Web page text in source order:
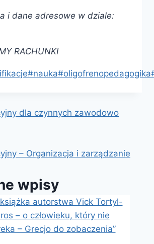
i dane adresowe w dziale:
RACHUNKI
#nauka#oligofrenopedagogika
dla czynnych zawodowo
– Organizacja i zarządzanie
wpisy